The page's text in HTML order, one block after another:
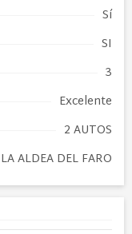
Sí
SI
3
Excelente
2 AUTOS
LA ALDEA DEL FARO